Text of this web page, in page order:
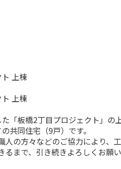
上棟
上棟
「板橋2丁目プロジェクト」の
共同住宅（9戸）です。
人の方々などのご協力により、
るまで、引き続きよろしくお願